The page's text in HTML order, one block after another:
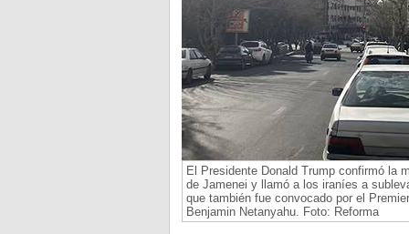
El Presidente Donald Trump confirmó la
de Jamenei y llamó a los iraníes a
que también fue convocado por el
Benjamin Netanyahu. Foto: Reforma